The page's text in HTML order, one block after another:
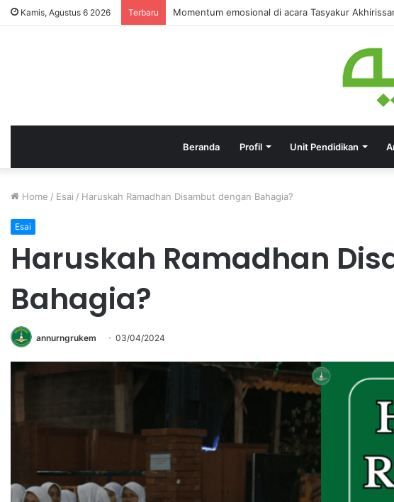
Kamis, Agustus 6 2026 Terbaru HAFLAH ATTASYAKUR DAN AKHIRUSSANAH
Beranda Profil Unit Pendidikan
Home / Esai / Haruskah Ramadhan Disambut dengan Bahagia?
Esai
Haruskah Ramadhan
Bahagia?
annurngrukem 03/04/2024